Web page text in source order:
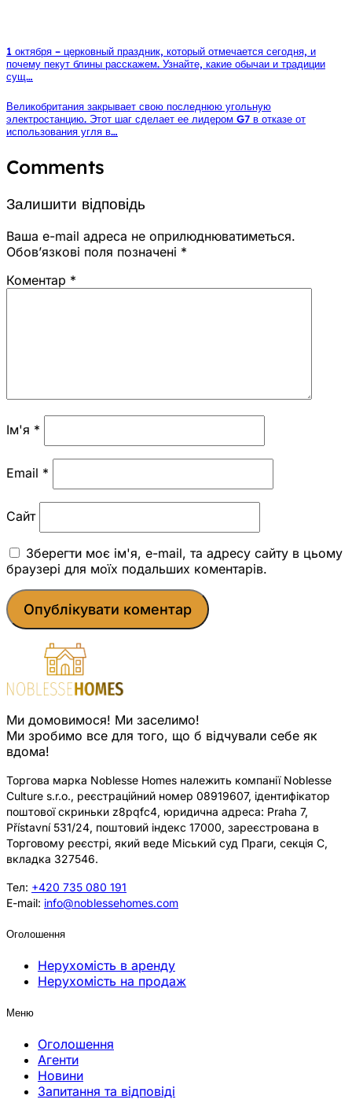
1 октября – церковный праздник, который отмечается сегодня, и
почему пекут блины расскажем. Узнайте, какие обычаи и традиции
сущ…
Великобритания закрывает свою последнюю угольную
электростанцию. Этот шаг сделает ее лидером G7 в отказе от
использования угля в…
Comments
Залишити відповідь
Ваша e-mail адреса не оприлюднюватиметься.
Обов’язкові поля позначені *
Коментар *
Ім'я *
Email *
Сайт
Зберегти моє ім'я, e-mail, та адресу сайту в цьому
браузері для моїх подальших коментарів.
Ми домовимося! Ми заселимо!
Ми зробимо все для того, що б відчували себе як
вдома!
Торгова марка Noblesse Homes належить компанії Noblesse
Culture s.r.o., реєстраційний номер 08919607, ідентифікатор
поштової скриньки z8pqfc4, юридична адреса: Praha 7,
Přístavní 531/24, поштовий індекс 17000, зареєстрована в
Торговому реєстрі, який веде Міський суд Праги, секція C,
вкладка 327546.
Тел: +420 735 080 191
E-mail: info@noblessehomes.com
Оголошення
Нерухомість в аренду
Нерухомість на продаж
Меню
Оголошення
Агенти
Новини
Запитання та відповіді